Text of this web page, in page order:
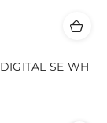
SE WH